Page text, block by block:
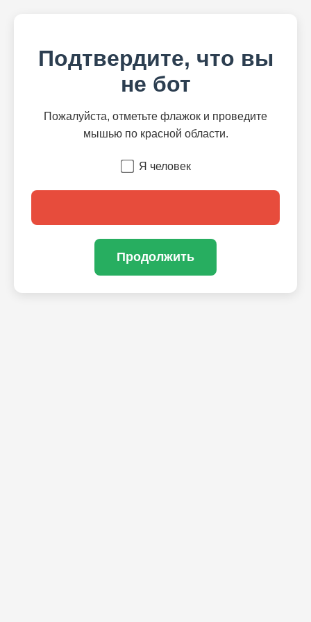
Подтвердите, что вы
не бот
Пожалуйста, отметьте флажок и проведите
мышью по красной области.
Я человек
Продолжить